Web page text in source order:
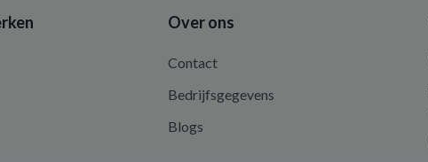
Over ons
Contact
Bedrijfsgegevens
Blogs